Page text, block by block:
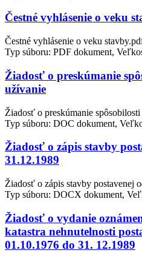
Čestné vyhlásenie o veku
Čestné vyhlásenie o veku
Typ súboru: PDF dokument,
Žiadosť o preskúmanie
užívanie
Žiadosť o preskúmanie
Typ súboru: DOC dokument,
Žiadosť o zápis stavby
31.12.1989
Žiadosť o zápis stavby postavenej
Typ súboru: DOCX dokument,
Žiadosť o vydanie
katastra nehnutelnosti
01.10.1976 do 31. 12.1989